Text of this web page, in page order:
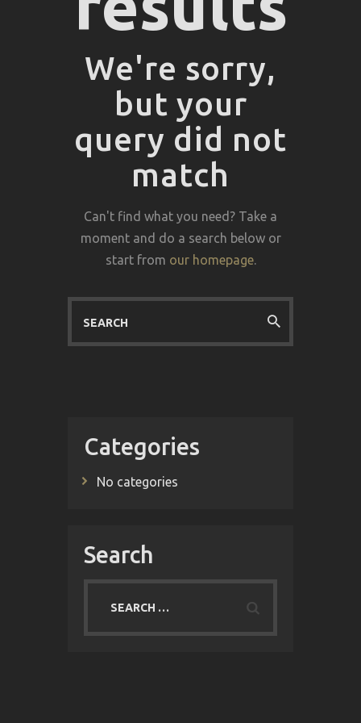
We're sorry,
but your
query did not
match
Can't find what you need? Take a
moment and do a search below or
start from our homepage.
Categories
No categories
Search